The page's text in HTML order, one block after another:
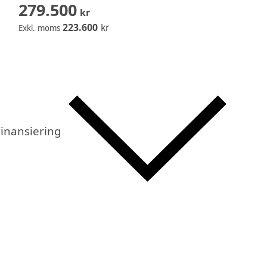
279.500kr
Exkl. moms 223.600kr